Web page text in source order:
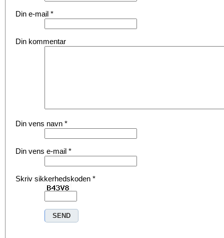
Din e-mail *
Din kommentar
Din vens navn *
Din vens e-mail *
Skriv sikkerhedskoden *